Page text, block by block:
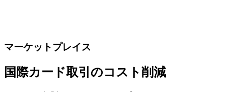
マーケットプレイス
国際カード取引のコスト削減